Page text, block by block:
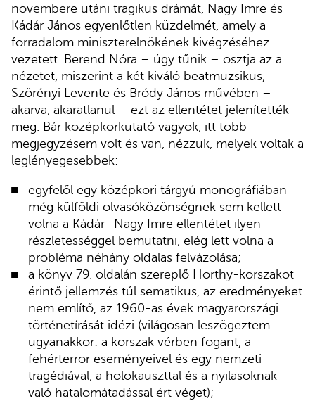
novembere utáni tragikus drámát, Nagy Imre és
Kádár János egyenlőtlen küzdelmét, amely a
forradalom miniszterelnökének kivégzéséhez
vezetett. Berend Nóra – úgy tűnik – osztja az a
nézetet, miszerint a két kiváló beatmuzsikus,
Szörényi Levente és Bródy János művében –
akarva, akaratlanul – ezt az ellentétet jelenítették
meg. Bár középkorkutató vagyok, itt több
megjegyzésem volt és van, nézzük, melyek voltak a
leglényegesebbek:
egyfelől egy középkori tárgyú monográfiában
még külföldi olvasóközönségnek sem kellett
volna a Kádár–Nagy Imre ellentétet ilyen
részletességgel bemutatni, elég lett volna a
probléma néhány oldalas felvázolása;
a könyv 79. oldalán szereplő Horthy-korszakot
érintő jellemzés túl sematikus, az eredményeket
nem említő, az 1960-as évek magyarországi
történetírását idézi (világosan leszögeztem
ugyanakkor: a korszak vérben fogant, a
fehérterror eseményeivel és egy nemzeti
tragédiával, a holokauszttal és a nyilasoknak
való hatalomátadással ért véget);